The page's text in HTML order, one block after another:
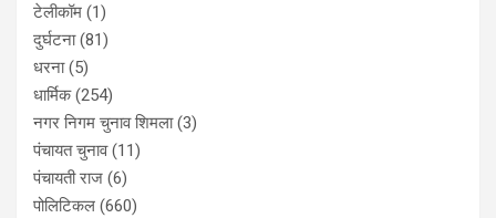
टेलीकॉम (1)
दुर्घटना(81)
धरना(5)
धार्मिक(254)
नगर निगम चुनाव शिमला(3)
पंचायत चुनाव(11)
पंचायती राज (6)
पोलिटिकल (660)